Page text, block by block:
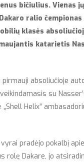
bičiulius. Vienas
ralio čempionas
klasės
katarietis
pirmauji absoliučioje
su
Helix“
pradėjo pokalbį
rolę Dakare, jo